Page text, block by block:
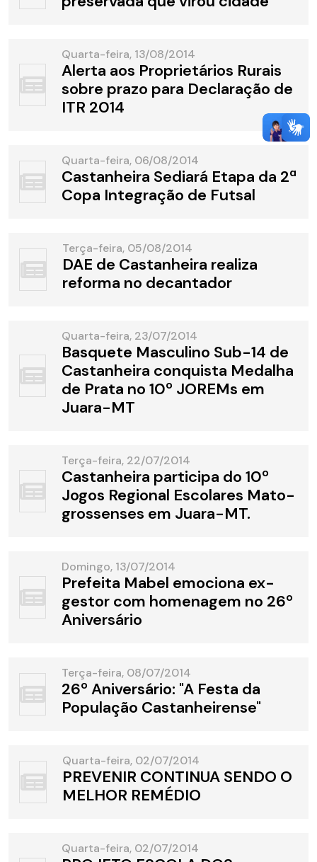
Quarta-feira, 13/08/2014
Alerta aos Proprietários Rurais
sobre prazo para Declaração de
ITR 2014
Quarta-feira, 06/08/2014
Castanheira Sediará Etapa da 2ª
Copa Integração de Futsal
Terça-feira, 05/08/2014
DAE de Castanheira realiza
reforma no decantador
Quarta-feira, 23/07/2014
Basquete Masculino Sub-14 de
Castanheira conquista Medalha
de Prata no 10º JOREMs em
Juara-MT
Terça-feira, 22/07/2014
Castanheira participa do 10º
Jogos Regional Escolares Mato-
grossenses em Juara-MT.
Domingo, 13/07/2014
Prefeita Mabel emociona ex-
gestor com homenagem no 26º
Aniversário
Terça-feira, 08/07/2014
26º Aniversário: "A Festa da
População Castanheirense"
Quarta-feira, 02/07/2014
PREVENIR CONTINUA SENDO O
MELHOR REMÉDIO
Quarta-feira, 02/07/2014